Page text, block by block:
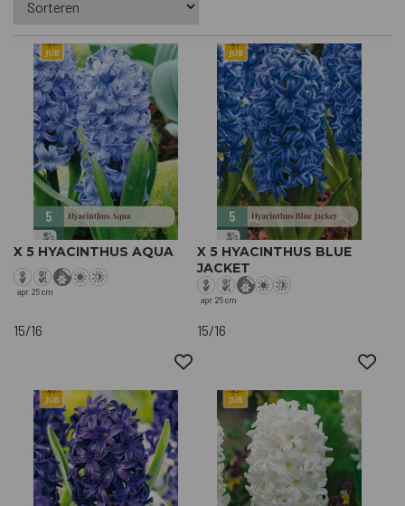
X 5 HYACINTHUS AQUA
apr 25 cm
15/16
X 5 HYACINTHUS BLUE
JACKET
apr 25 cm
15/16